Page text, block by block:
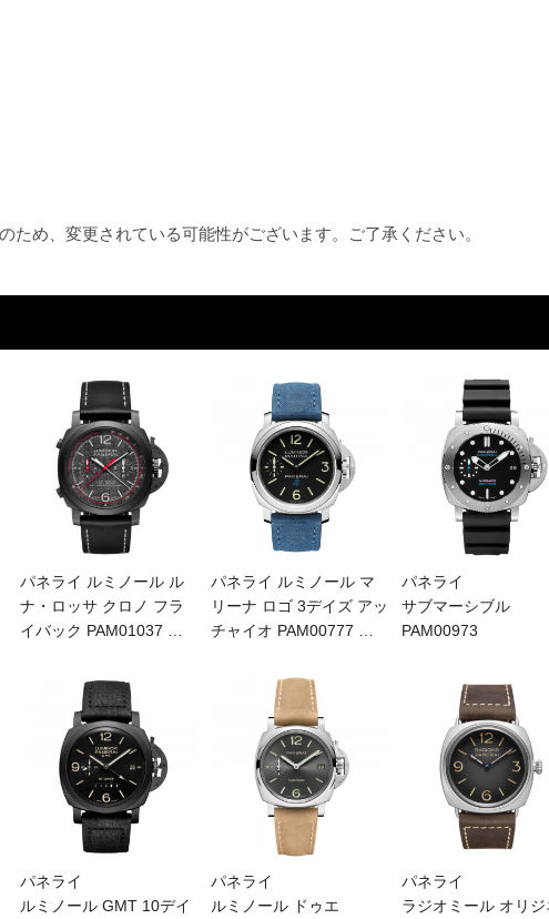
め、変更されている可能性がございます。ご了承ください。
パネライ ルミノール ル
ナ・ロッサ クロノ フラ
イバック PAM01037
パネライ ルミノール マ
リーナ ロゴ 3デイズ アッ
チャイオ PAM00777
パネライ
サブマーシブル
PAM00973
パネライ
ルミノール GMT 10デイ
パネライ
ルミノール ドゥエ
パネライ
ラジオミール オリジ